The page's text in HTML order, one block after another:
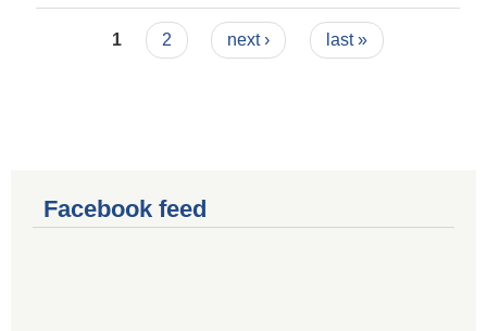
Pages
1 2 next › last »
Facebook feed